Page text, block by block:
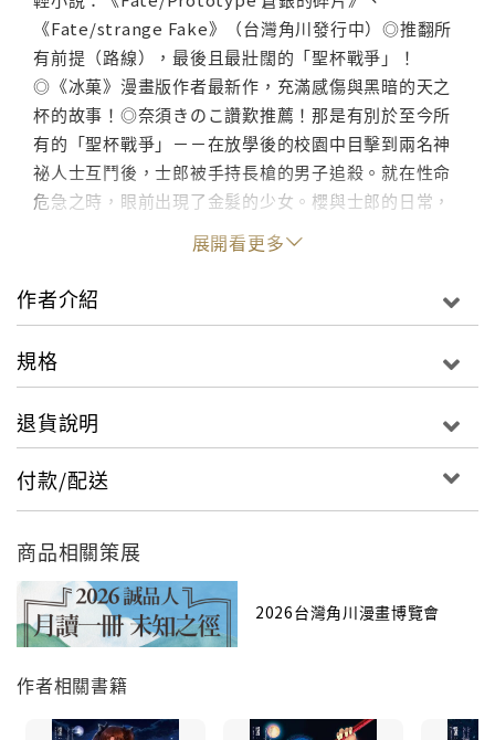
《Fate/strange Fake》（台灣角川發行中）◎推翻所
有前提（路線），最後且最壯闊的「聖杯戰爭」！
◎《冰菓》漫畫版作者最新作，充滿感傷與黑暗的天之
杯的故事！◎奈須きのこ讚歎推薦！那是有別於至今所
有的「聖杯戰爭」－－在放學後的校園中目擊到兩名神
祕人士互鬥後，士郎被手持長槍的男子追殺。就在性命
危急之時，眼前出現了金髮的少女。櫻與士郎的日常，
展開看更多
作者介紹
規格
退貨說明
付款/配送
商品相關策展
2026台灣角川漫畫博覽會
作者相關書籍